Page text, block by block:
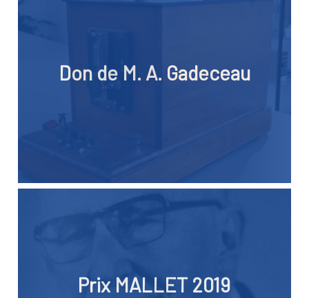
Don de M. A. Gadeceau
Prix MALLET 2019